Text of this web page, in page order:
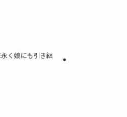
く娘にも引き継